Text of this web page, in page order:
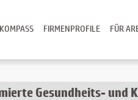
FÜR
FIRMENPROFILE
KOMPASS
Gesundheits- und